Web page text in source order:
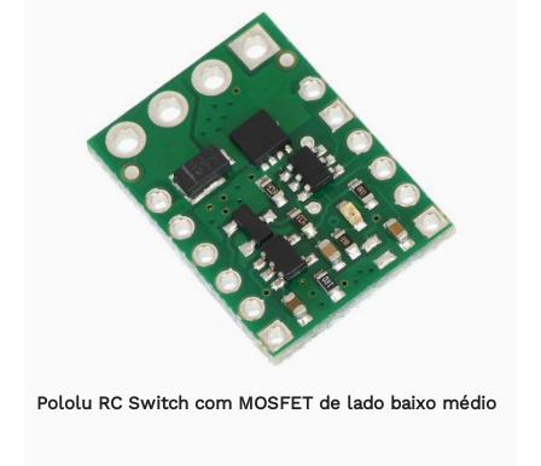
Pololu RC Switch com MOSFET de lado baixo médio